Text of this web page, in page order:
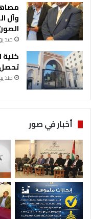
وآل
منذ
كلية
تحصل
منذ
أخبار في صور